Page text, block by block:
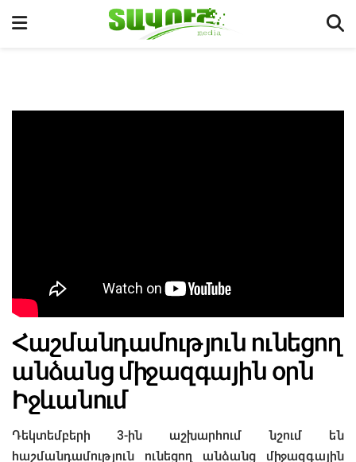
Հաշմանդամություն ունեցող
անձանց միջազգային օրն
Իջևանում
Դեկտեմբերի 3-ին աշխարհում նշում են
հաշմանդամություն ունեցող անձանց միջազգային